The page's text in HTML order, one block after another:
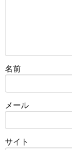
名前
メール
サイト